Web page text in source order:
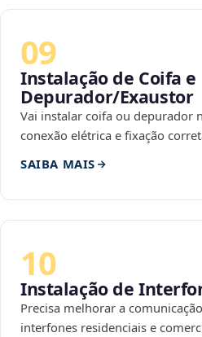
09
Instalação de Coifa e
Depurador/Exaustor
Vai instalar coifa ou depurador
conexão elétrica e fixação
SAIBA MAIS
10
Instalação de
Precisa melhorar a
interfones residenciais e